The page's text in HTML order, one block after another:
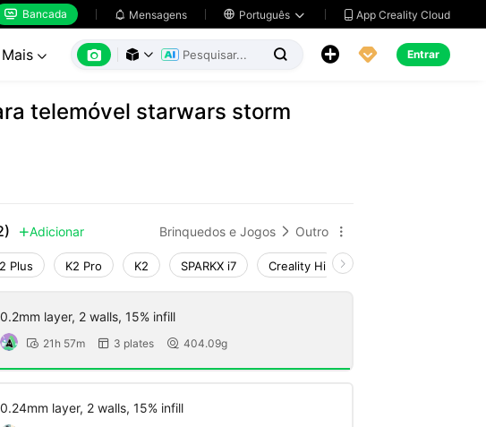
 Bancada  Mensagens  Português   App Creality Cloud
Mais        Entrar
telemóvel starwars storm
Adicionar Brinquedos e Jogos  Outro 
Plus K2 Pro K2 SPARKX i7 Creality Hi
0.2mm layer, 2 walls, 15% infill
 21h 57m  3 plates  404.09g
0.24mm layer, 2 walls, 15% infill